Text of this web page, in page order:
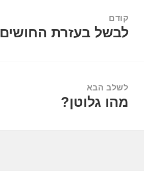
קודם
הפוסט
לבשל בעזרת החושים
לשלב הבא
הפוסט
מהו גלוטן?